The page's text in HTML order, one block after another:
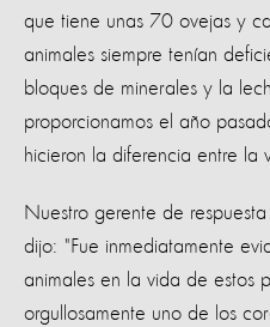
que tiene unas 70 ovejas y
animales siempre tenían
bloques de minerales y la
proporcionamos el año
hicieron la diferencia entre la
Nuestro gerente de
dijo: "Fue inmediatamente
animales en la vida de estos
orgullosamente uno de los